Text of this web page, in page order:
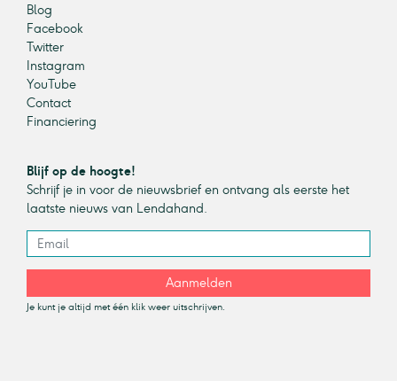
Blog
Facebook
Twitter
Instagram
YouTube
Contact
Financiering
Blijf op de hoogte!
Schrijf je in voor de nieuwsbrief en ontvang als eerste het
laatste nieuws van Lendahand.
Aanmelden
Je kunt je altijd met één klik weer uitschrijven.